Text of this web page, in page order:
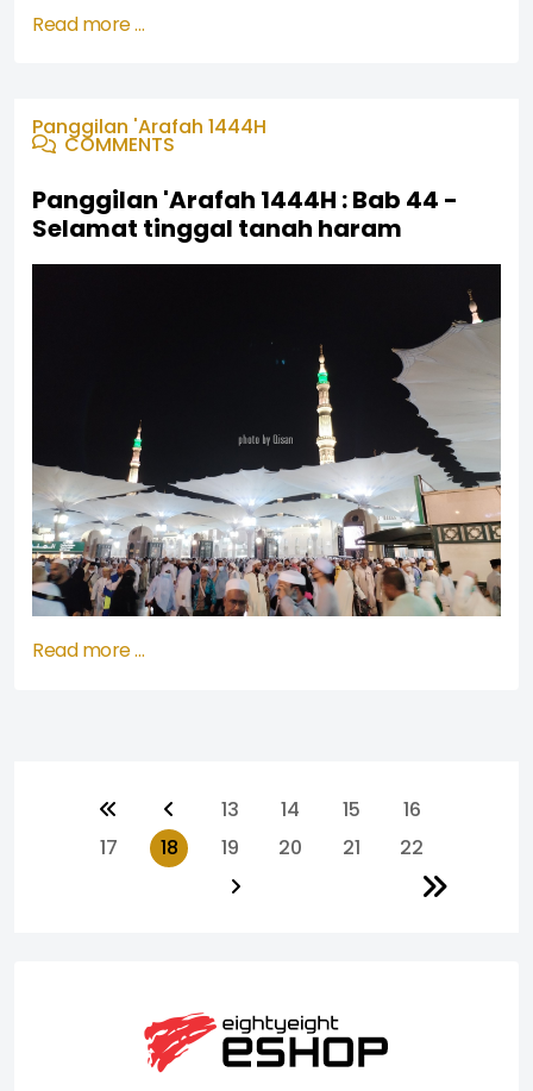
Read more …
Panggilan 'Arafah 1444H
COMMENTS
Panggilan 'Arafah 1444H : Bab 44 -
Selamat tinggal tanah haram
Read more …
13 14 15
16
17
18 19 20 21 22